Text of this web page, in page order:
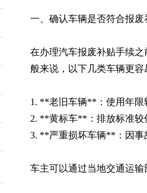
一、确认车辆是否符合报废
在办理汽车报废补贴手续
般来说，以下几类车辆更容
1. **老旧车辆**：使用年限
2. **黄标车**：排放标准较
3. **严重损坏车辆**：因事
车主可以通过当地交通运